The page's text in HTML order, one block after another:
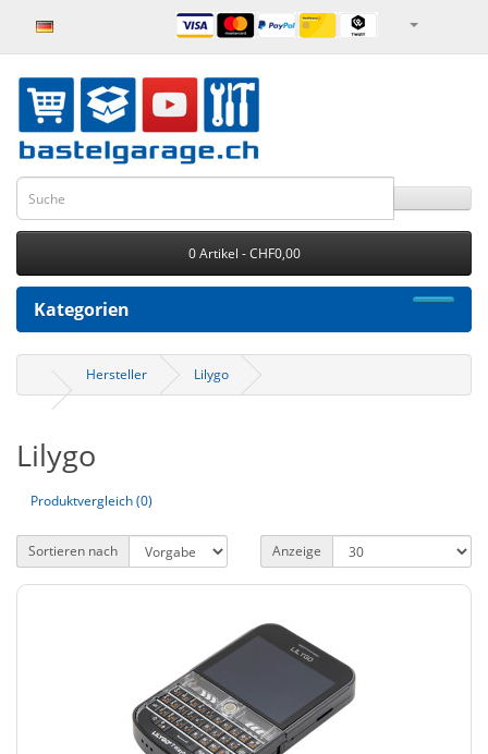
0 Artikel - CHF0,00
Kategorien
Hersteller Lilygo
Lilygo
Produktvergleich (0)
Sortieren nach Anzeige